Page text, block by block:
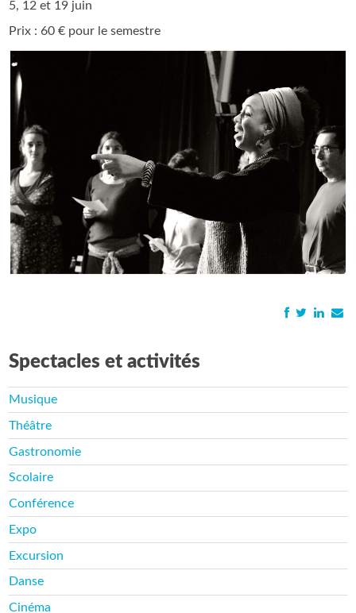
5, 12 et 19 juin
Prix : 60 € pour le semestre
Spectacles et activités
Musique
Théâtre
Gastronomie
Scolaire
Conférence
Expo
Excursion
Danse
Cinéma